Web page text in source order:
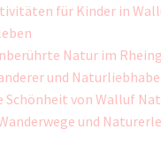
für Kinder in
Natur im
und
Schönheit von Walluf
und